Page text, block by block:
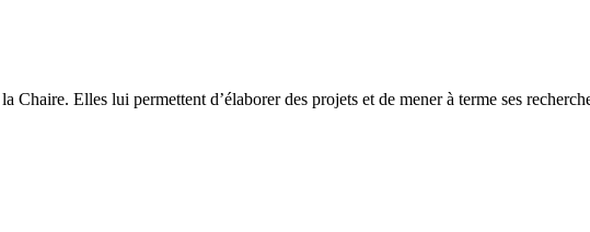
Chaire. Elles lui permettent d’élaborer des projets et de mener à terme ses